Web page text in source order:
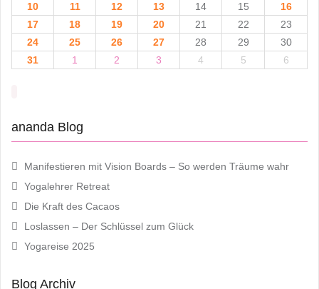
10
11 12 13 14 15
16
17
18 19 20 21 22
23
24
25 26 27 28 29
30
31
1 2 3 4 5 6
ananda Blog
Manifestieren mit Vision Boards – So werden Träume wahr
Yogalehrer Retreat
Die Kraft des Cacaos
Loslassen – Der Schlüssel zum Glück
Yogareise 2025
Blog Archiv